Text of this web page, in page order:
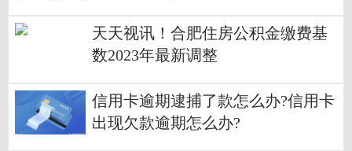
天天视讯！合肥住房公积金缴费基
数2023年最新调整
信用卡逾期逮捕了款怎么办?信用卡
出现欠款逾期怎么办?